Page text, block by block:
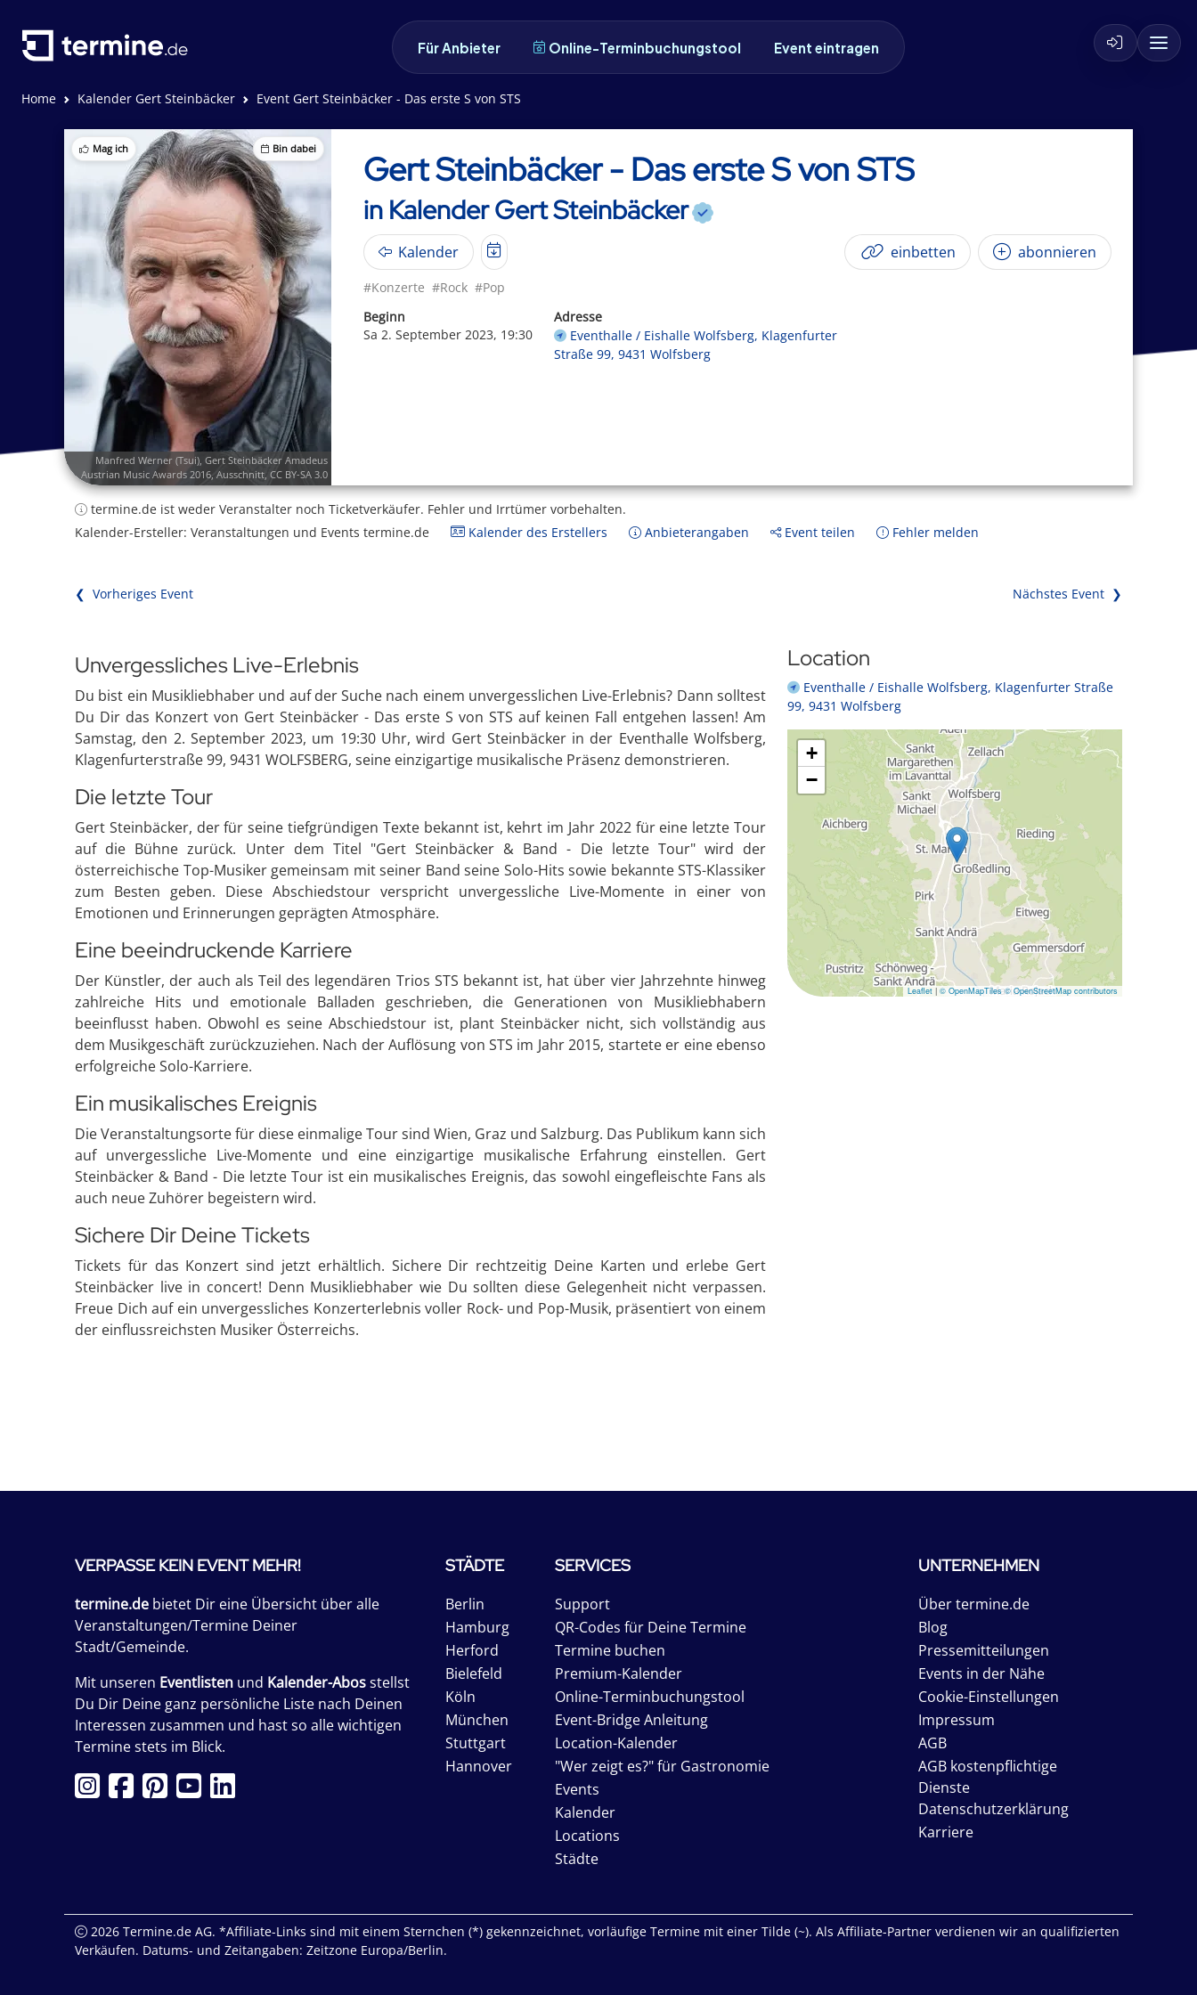
Für Anbieter Online-Terminbuchungstool Event eintragen
Home Kalender Gert Steinbäcker Event Gert Steinbäcker - Das erste S von STS
Mag ich Bin dabei
Manfred Werner (Tsui), Gert Steinbäcker Amadeus
Austrian Music Awards 2016, Ausschnitt, CC BY-SA 3.0
Gert Steinbäcker - Das erste S von STS
in Kalender Gert Steinbäcker
Kalender einbetten abonnieren
#Konzerte #Rock #Pop
Beginn
Sa 2. September 2023, 19:30
Adresse
Eventhalle / Eishalle Wolfsberg, Klagenfurter
Straße 99, 9431 Wolfsberg
termine.de ist weder Veranstalter noch Ticketverkäufer. Fehler und Irrtümer vorbehalten.
Kalender-Ersteller: Veranstaltungen und Events termine.de
Kalender des Erstellers Anbieterangaben Event teilen Fehler melden
❮ Vorheriges Event Nächstes Event ❯
Unvergessliches Live-Erlebnis
Du bist ein Musikliebhaber und auf der Suche nach einem unvergesslichen Live-Erlebnis? Dann solltest
Du Dir das Konzert von Gert Steinbäcker - Das erste S von STS auf keinen Fall entgehen lassen! Am
Samstag, den 2. September 2023, um 19:30 Uhr, wird Gert Steinbäcker in der Eventhalle Wolfsberg,
Klagenfurterstraße 99, 9431 WOLFSBERG, seine einzigartige musikalische Präsenz demonstrieren.
Die letzte Tour
Gert Steinbäcker, der für seine tiefgründigen Texte bekannt ist, kehrt im Jahr 2022 für eine letzte Tour
auf die Bühne zurück. Unter dem Titel "Gert Steinbäcker & Band - Die letzte Tour" wird der
österreichische Top-Musiker gemeinsam mit seiner Band seine Solo-Hits sowie bekannte STS-Klassiker
zum Besten geben. Diese Abschiedstour verspricht unvergessliche Live-Momente in einer von
Emotionen und Erinnerungen geprägten Atmosphäre.
Eine beeindruckende Karriere
Der Künstler, der auch als Teil des legendären Trios STS bekannt ist, hat über vier Jahrzehnte hinweg
zahlreiche Hits und emotionale Balladen geschrieben, die Generationen von Musikliebhabern
beeinflusst haben. Obwohl es seine Abschiedstour ist, plant Steinbäcker nicht, sich vollständig aus
dem Musikgeschäft zurückzuziehen. Nach der Auflösung von STS im Jahr 2015, startete er eine ebenso
erfolgreiche Solo-Karriere.
Ein musikalisches Ereignis
Die Veranstaltungsorte für diese einmalige Tour sind Wien, Graz und Salzburg. Das Publikum kann sich
auf unvergessliche Live-Momente und eine einzigartige musikalische Erfahrung einstellen. Gert
Steinbäcker & Band - Die letzte Tour ist ein musikalisches Ereignis, das sowohl eingefleischte Fans als
auch neue Zuhörer begeistern wird.
Sichere Dir Deine Tickets
Tickets für das Konzert sind jetzt erhältlich. Sichere Dir rechtzeitig Deine Karten und erlebe Gert
Steinbäcker live in concert! Denn Musikliebhaber wie Du sollten diese Gelegenheit nicht verpassen.
Freue Dich auf ein unvergessliches Konzerterlebnis voller Rock- und Pop-Musik, präsentiert von einem
der einflussreichsten Musiker Österreichs.
Location
Eventhalle / Eishalle Wolfsberg, Klagenfurter Straße
99, 9431 Wolfsberg
+
−
Leaflet | © OpenMapTiles © OpenStreetMap contributors
VERPASSE KEIN EVENT MEHR!
termine.de bietet Dir eine Übersicht über alle
Veranstaltungen/Termine Deiner
Stadt/Gemeinde.
Mit unseren Eventlisten und Kalender-Abosstellst
Du Dir Deine ganz persönliche Liste nach Deinen
Interessen zusammen und hast so alle wichtigen
Termine stets im Blick.
STÄDTE
Berlin
Hamburg
Herford
Bielefeld
Köln
München
Stuttgart
Hannover
SERVICES
Support
QR-Codes für Deine Termine
Termine buchen
Premium-Kalender
Online-Terminbuchungstool
Event-Bridge Anleitung
Location-Kalender
"Wer zeigt es?" für Gastronomie
Events
Kalender
Locations
Städte
UNTERNEHMEN
Über termine.de
Blog
Pressemitteilungen
Events in der Nähe
Cookie-Einstellungen
Impressum
AGB
AGB kostenpflichtige
Dienste
Datenschutzerklärung
Karriere
2026 Termine.de AG. *Affiliate-Links sind mit einem Sternchen (*) gekennzeichnet, vorläufige Termine mit einer Tilde (~). Als Affiliate-Partner verdienen wir an qualifizierten
Verkäufen. Datums- und Zeitangaben: Zeitzone Europa/Berlin.